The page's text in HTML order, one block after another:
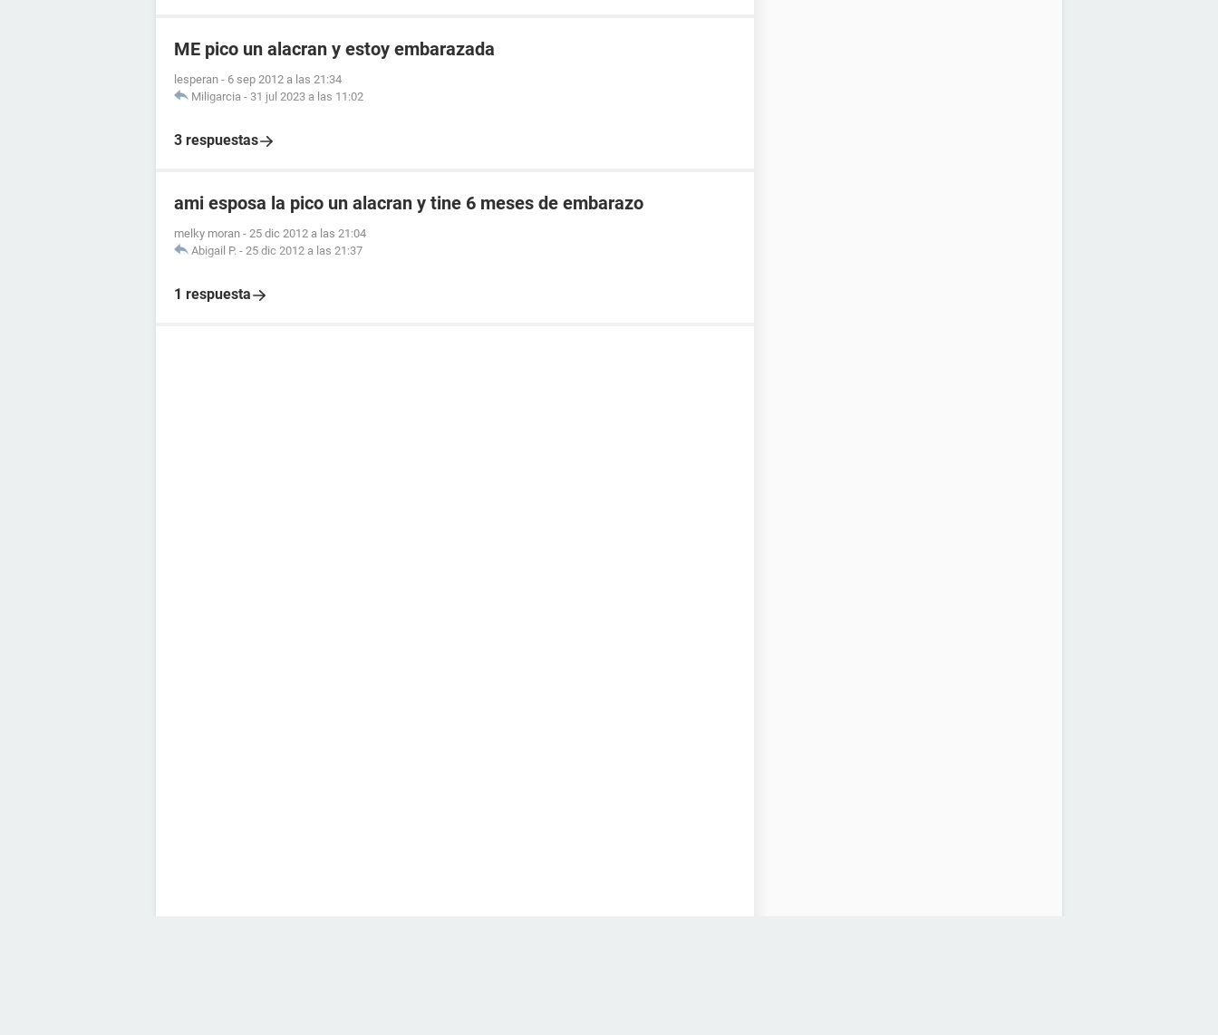
ME pico un alacran y estoy embarazada
lesperan - 6 sep 2012 a las 21:34
Miligarcia - 31 jul 2023 a las 11:02
3 respuestas
ami esposa la pico un alacran y tine 6 meses de embarazo
melky moran - 25 dic 2012 a las 21:04
Abigail P. - 25 dic 2012 a las 21:37
1 respuesta